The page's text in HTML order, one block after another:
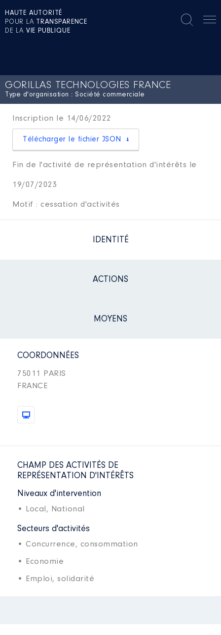
HAUTE AUTORITÉ
POUR LA TRANSPARENCE
DE LA VIE PUBLIQUE
GORILLAS TECHNOLOGIES FRANCE
Type d'organisation : Société commerciale
Inscription le 14/06/2022
Télécharger le fichier JSON
Fin de l'activité de représentation d'intérêts le
19/07/2023
Motif : cessation d'activités
IDENTITÉ
ACTIONS
MOYENS
COORDONNÉES
75011 PARIS
FRANCE
CHAMP DES ACTIVITÉS DE
REPRÉSENTATION D'INTÉRÊTS
Niveaux d'intervention
• Local, National
Secteurs d'activités
• Concurrence, consommation
• Economie
• Emploi, solidarité